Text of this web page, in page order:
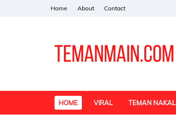
Home About Contact
HOME VIRAL TEMAN NAKAL